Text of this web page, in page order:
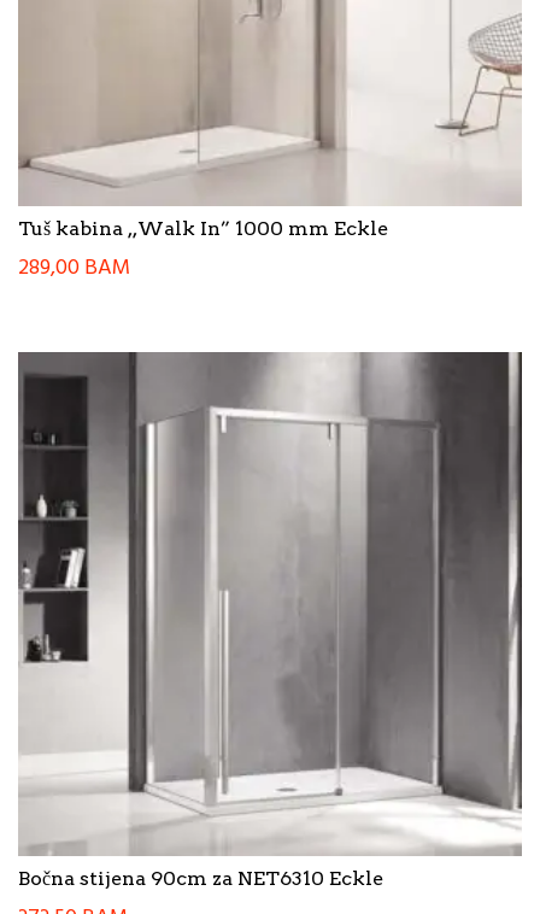
Tuš kabina ,,Walk In” 1000 mm Eckle
289,00BAM
Bočna stijena 90cm za NET6310 Eckle